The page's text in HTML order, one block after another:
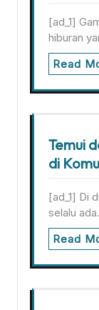
[ad_1]
hiburan
Read
Temui
di
[ad_1] Di
selalu
Read